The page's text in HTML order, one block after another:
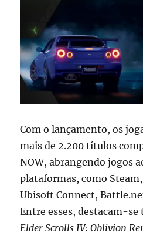
Com o lançamento, os
mais de 2.200 títulos
NOW, abrangendo jogos
plataformas, como
Ubisoft Connect,
Entre esses, destacam-se
Elder Scrolls IV: Oblivion